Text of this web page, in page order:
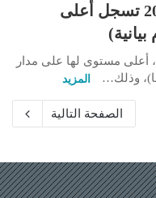
صادرات الغاز المسال في 2022 تسجل أعلى
سجّلت صادرات الغاز المسال في 2022، أعلى مستوى لها على مدار
المزيد
الصفحة التالية